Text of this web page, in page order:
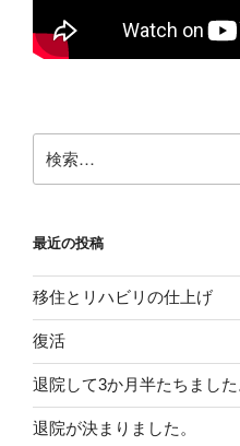
索:
最近の投稿
移住とリハビリの仕上げ
復活
退院して3か月半たちました
退院が決まりました。